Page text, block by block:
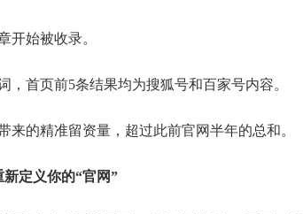
开始被收录。
，首页前5条结果均为搜狐号和百家号内容。
来的精准留资量，超过此前官网半年的总和。
新定义你的“官网”